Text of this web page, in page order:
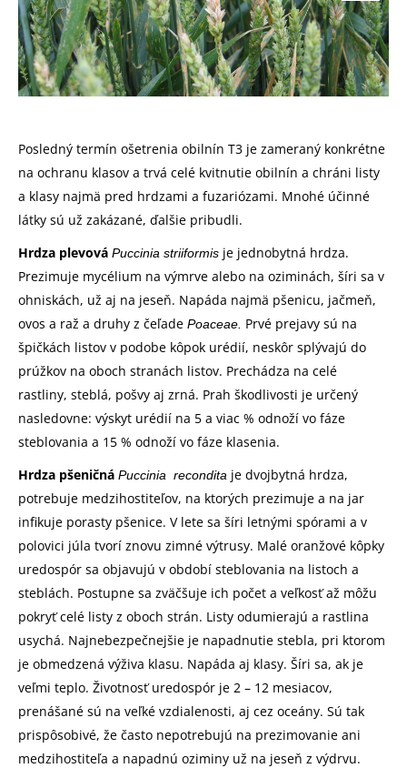
Posledný termín ošetrenia obilnín T3 je zameraný konkrétne
na ochranu klasov a trvá celé kvitnutie obilnín a chráni listy
a klasy najmä pred hrdzami a fuzariózami. Mnohé účinné
látky sú už zakázané, ďalšie pribudli.
Hrdza plevová Puccinia striiformis je jednobytná hrdza.
Prezimuje mycélium na výmrve alebo na oziminách, šíri sa v
ohniskách, už aj na jeseň. Napáda najmä pšenicu, jačmeň,
ovos a raž a druhy z čeľade Poaceae. Prvé prejavy sú na
špičkách listov v podobe kôpok urédií, neskôr splývajú do
prúžkov na oboch stranách listov. Prechádza na celé
rastliny, steblá, pošvy aj zrná. Prah škodlivosti je určený
nasledovne: výskyt urédií na 5 a viac % odnoží vo fáze
steblovania a 15 % odnoží vo fáze klasenia.
Hrdza pšeničná Puccinia recondita je dvojbytná hrdza,
potrebuje medzihostiteľov, na ktorých prezimuje a na jar
infikuje porasty pšenice. V lete sa šíri letnými spórami a v
polovici júla tvorí znovu zimné výtrusy. Malé oranžové kôpky
uredospór sa objavujú v období steblovania na listoch a
steblách. Postupne sa zväčšuje ich počet a veľkosť až môžu
pokryť celé listy z oboch strán. Listy odumierajú a rastlina
usychá. Najnebezpečnejšie je napadnutie stebla, pri ktorom
je obmedzená výživa klasu. Napáda aj klasy. Šíri sa, ak je
veľmi teplo. Životnosť uredospór je 2 – 12 mesiacov,
prenášané sú na veľké vzdialenosti, aj cez oceány. Sú tak
prispôsobivé, že často nepotrebujú na prezimovanie ani
medzihostiteľa a napadnú oziminy už na jeseň z výdrvu.